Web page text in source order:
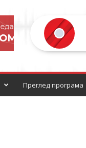
Преглед програма